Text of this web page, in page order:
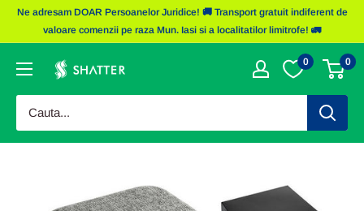
SaritiNe adresam DOAR Persoanelor Juridice! 🚚 Transport gratuit indiferent de
valoare comenzii pe raza Mun. Iasi si a localitatilor limitrofe! 🚛
Obiecte
Shatter
0 0